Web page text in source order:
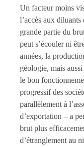
Un facteur moins
l’accès aux
grande partie du
peut s’écouler ni
années, la
géologie, mais
le bon
progressif des
parallèlement à
d’exportation – a
brut plus
d’étranglement au